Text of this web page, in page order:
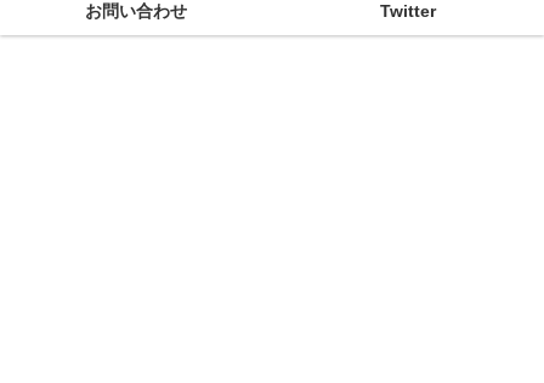
お問い合わせ Twitter